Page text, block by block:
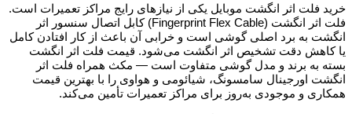
فلت اثر انگشت موبایل یکی از نیازهای رایج مراکز تعمیرات است.
فلت اثر انگشت (Fingerprint Flex Cable) کابل اتصال سنسور اثر
به برد اصلی گوشی است و خرابی آن باعث از کار افتادن کامل
کاهش دقت تشخیص اثر انگشت می‌شود. قیمت فلت اثر انگشت
به برند و مدل گوشی متفاوت است — مکث همراه فلت اثر
اورجینال سامسونگ، شیائومی و هواوی را با بهترین قیمت
و موجودی به‌روز برای مراکز تعمیرات تأمین می‌کند.